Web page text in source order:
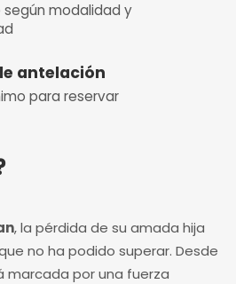
según modalidad y
antelación
para reservar
, la pérdida de su amada hija
no ha podido superar. Desde
marcada por una fuerza